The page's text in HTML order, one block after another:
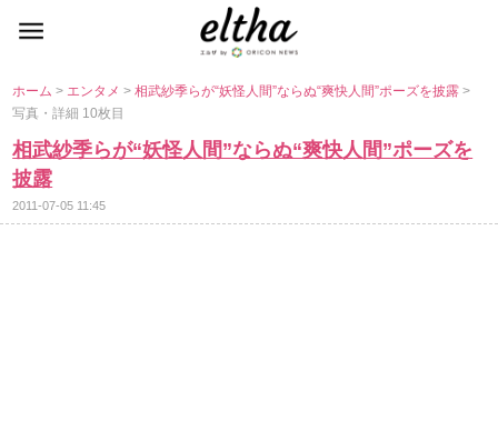
ホーム> エンタメ>相武紗季らが“妖怪人間”ならぬ“爽快人間”ポーズを披露>
写真・詳細 10枚目
相武紗季らが“妖怪人間”ならぬ“爽快人間”ポーズを
披露
2011-07-05 11:45